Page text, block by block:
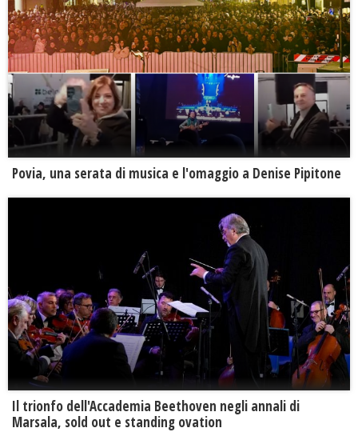
Povia, una serata di musica e l'omaggio a Denise Pipitone
Il trionfo dell'Accademia Beethoven negli annali di
Marsala, sold out e standing ovation